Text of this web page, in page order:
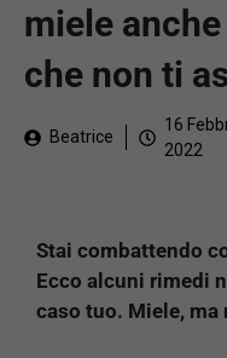
miele
che non ti
Beatrice
16
2022
Stai combattendo
Ecco alcuni rimedi
caso tuo. Miele, ma